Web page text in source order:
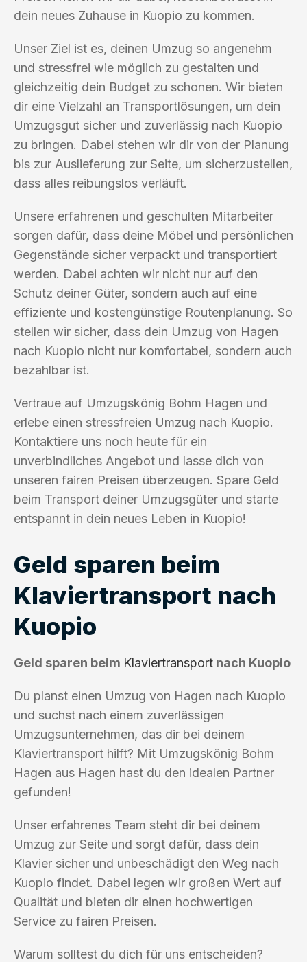
dein neues Zuhause in Kuopio zu kommen.
Unser Ziel ist es, deinen Umzug so angenehm
und stressfrei wie möglich zu gestalten und
gleichzeitig dein Budget zu schonen. Wir bieten
dir eine Vielzahl an Transportlösungen, um dein
Umzugsgut sicher und zuverlässig nach Kuopio
zu bringen. Dabei stehen wir dir von der Planung
bis zur Auslieferung zur Seite, um sicherzustellen,
dass alles reibungslos verläuft.
Unsere erfahrenen und geschulten Mitarbeiter
sorgen dafür, dass deine Möbel und persönlichen
Gegenstände sicher verpackt und transportiert
werden. Dabei achten wir nicht nur auf den
Schutz deiner Güter, sondern auch auf eine
effiziente und kostengünstige Routenplanung. So
stellen wir sicher, dass dein Umzug von Hagen
nach Kuopio nicht nur komfortabel, sondern auch
bezahlbar ist.
Vertraue auf Umzugskönig Bohm Hagen und
erlebe einen stressfreien Umzug nach Kuopio.
Kontaktiere uns noch heute für ein
unverbindliches Angebot und lasse dich von
unseren fairen Preisen überzeugen. Spare Geld
beim Transport deiner Umzugsgüter und starte
entspannt in dein neues Leben in Kuopio!
Geld sparen beim
Klaviertransport nach
Kuopio
Geld sparen beim Klaviertransport nach Kuopio
Du planst einen Umzug von Hagen nach Kuopio
und suchst nach einem zuverlässigen
Umzugsunternehmen, das dir bei deinem
Klaviertransport hilft? Mit Umzugskönig Bohm
Hagen aus Hagen hast du den idealen Partner
gefunden!
Unser erfahrenes Team steht dir bei deinem
Umzug zur Seite und sorgt dafür, dass dein
Klavier sicher und unbeschädigt den Weg nach
Kuopio findet. Dabei legen wir großen Wert auf
Qualität und bieten dir einen hochwertigen
Service zu fairen Preisen.
Warum solltest du dich für uns entscheiden?